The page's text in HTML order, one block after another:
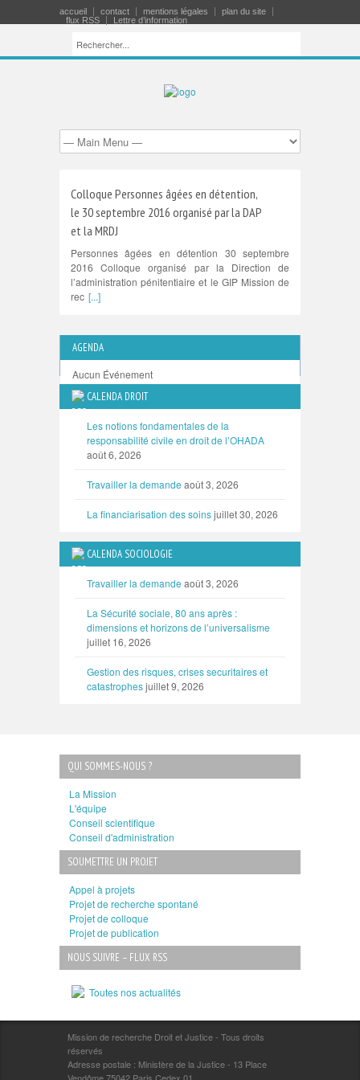
accueil contact mentions légales
plan du site
flux RSS
Lettre d’information
Colloque Personnes âgées en détention,
le 30 septembre 2016 organisé par la DAP
et la MRDJ
Personnes âgées en détention 30 septembre
2016 Colloque organisé par la Direction de
l’administration pénitentiaire et le GIP Mission de
rec [...]
AGENDA
Aucun Événement
TOUTES LES MANIFESTATIONS
CALENDA DROIT
Les notions fondamentales de la
responsabilité civile en droit de l’OHADA
août 6, 2026
Travailler la demande août 3, 2026
La financiarisation des soinsjuillet 30, 2026
CALENDA SOCIOLOGIE
Travailler la demande août 3, 2026
La Sécurité sociale, 80 ans après :
dimensions et horizons de l’universalisme
juillet 16, 2026
Gestion des risques, crises securitaires et
catastrophesjuillet 9, 2026
QUI SOMMES-NOUS ?
La Mission
L'équipe
Conseil scientifique
Conseil d'administration
SOUMETTRE UN PROJET
Appel à projets
Projet de recherche spontané
Projet de colloque
Projet de publication
NOUS SUIVRE – FLUX RSS
Toutes nos actualités
Mission de recherche Droit et Justice - Tous droits
réservés
Adresse postale : Ministère de la Justice - 13 Place